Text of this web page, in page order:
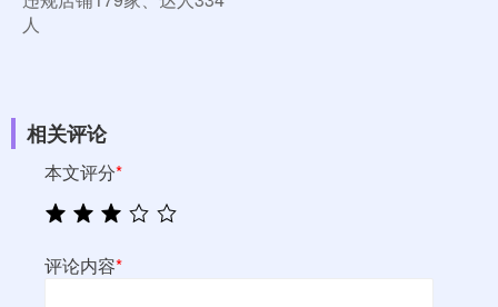
人
相关评论
本文评分*
评论内容*